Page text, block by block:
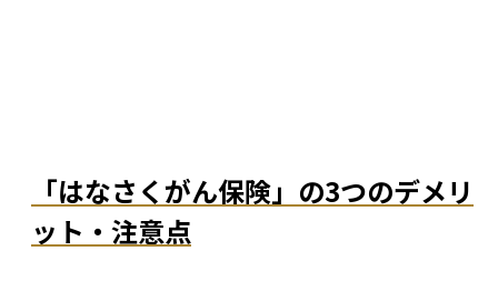
「はなさくがん保険」の3つのデメリ
ット・注意点